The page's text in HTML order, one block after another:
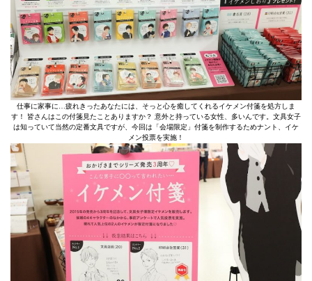
仕事に家事に…疲れきったあなたには、そっと心を癒してくれるイケメン付箋を処方しま
す！ 皆さんはこの付箋見たことありますか？ 意外と持っている女性、多いんです。文具女子
は知っていて当然の定番文具ですが、今回は「会場限定」付箋を制作するためナント、イケ
メン投票を実施！